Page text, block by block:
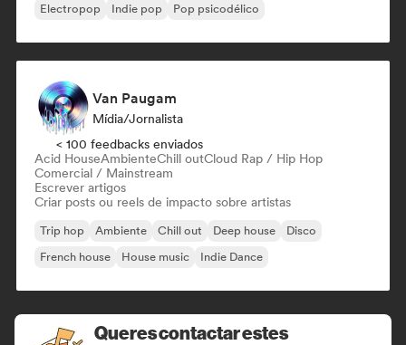
Electropop Indie pop Pop psicodélico
Van Paugam
Mídia/Jornalista
< 100 feedbacks enviados
Acid HouseAmbienteChill outCloud Rap / Hip Hop
Comercial / Mainstream
Escrever artigos
Criar posts ou reels de impacto sobre artistas
Trip hop Ambiente Chill out Deep house
Disco
French house
House music Indie Dance
Queres contactar estes